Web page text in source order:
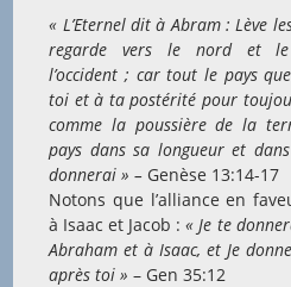
« L’Eternel dit à Abram : Lève
regarde vers le nord et
l’occident ; car tout le pays
toi et à ta postérité pour
comme la poussière de la
pays dans sa longueur et
donnerai » – Genèse 13:14-17
Notons que l’alliance en
à Isaac et Jacob :« Je te
Abraham et à Isaac, et Je
après toi »– Gen 35:12